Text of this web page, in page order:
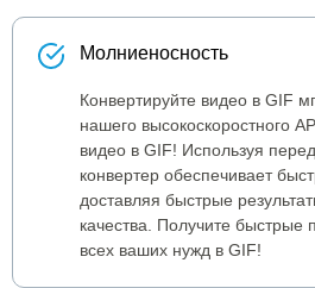
Молниеносность
Конвертируйте видео в GIF
нашего высокоскоростного
видео в GIF! Используя
конвертер обеспечивает
доставляя быстрые
качества. Получите быстрые
всех ваших нужд в GIF!